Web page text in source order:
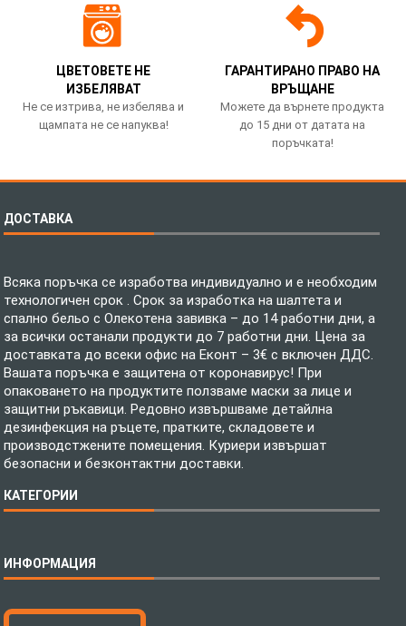
ЦВЕТОВЕТЕ НЕ
ИЗБЕЛЯВАТ
Не се изтрива, не избелява и
щампата не се напуква!
ГАРАНТИРАНО ПРАВО НА
ВРЪЩАНЕ
Можете да върнете продукта
до 15 дни от датата на
поръчката!
ДОСТАВКА
Всяка поръчка се изработва индивидуално и е необходим
технологичен срок . Срок за изработка на шалтета и
спално бельо с Олекотена завивка – до 14 работни дни, а
за всички останали продукти до 7 работни дни. Цена за
доставката до всеки офис на Еконт – 3€ с включен ДДС.
Вашата поръчка е защитена от коронавирус! При
опаковането на продуктите ползваме маски за лице и
защитни ръкавици. Редовно извършваме детайлна
дезинфекция на ръцете, пратките, складовете и
производстжените помещения. Куриери извършат
безопасни и безконтактни доставки.
КАТЕГОРИИ
Бебешки спални комплекти
Тениски с пълноцветен печат
ИНФОРМАЦИЯ
Технология на печатане